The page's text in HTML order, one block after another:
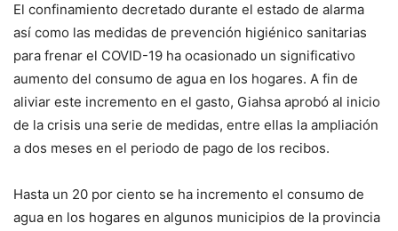
El confinamiento decretado durante el estado de alarma
así como las medidas de prevención higiénico sanitarias
para frenar el COVID-19 ha ocasionado un significativo
aumento del consumo de agua en los hogares. A fin de
aliviar este incremento en el gasto, Giahsa aprobó al inicio
de la crisis una serie de medidas, entre ellas la ampliación
a dos meses en el periodo de pago de los recibos.
Hasta un 20 por ciento se ha incremento el consumo de
agua en los hogares en algunos municipios de la provincia